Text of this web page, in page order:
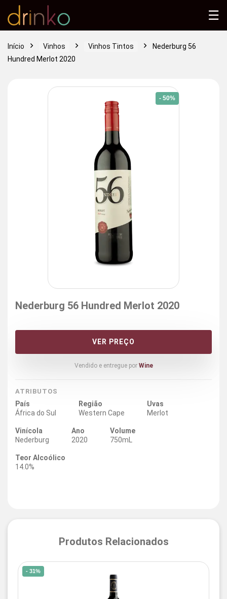
Início Vinhos Vinhos Tintos
Nederburg 56
Hundred Merlot 2020
- 50%
Nederburg 56 Hundred Merlot 2020
VER PREÇO
Vendido e entregue por Wine
ATRIBUTOS
País
África do Sul
Região
Western Cape
Uvas
Merlot
Vinícola
Nederburg
Ano
2020
Volume
750mL
Teor Alcoólico
14.0%
Produtos Relacionados
- 31%
☰